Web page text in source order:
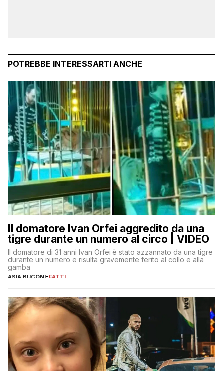
POTREBBE INTERESSARTI ANCHE
Il domatore Ivan Orfei aggredito da una
tigre durante un numero al circo | VIDEO
Il domatore di 31 anni Ivan Orfei è stato azzannato da una tigre
durante un numero e risulta gravemente ferito al collo e alla
gamba
ASIA BUCONI-FATTI